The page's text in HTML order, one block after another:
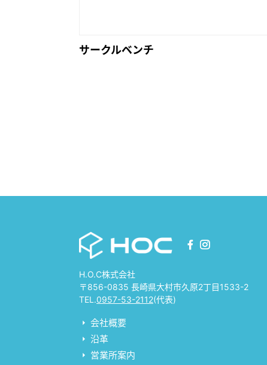
サークルベンチ
H.O.C株式会社
〒856-0835 長崎県大村市久原2丁目1533-2
TEL.0957-53-2112(代表)
会社概要
沿革
営業所案内